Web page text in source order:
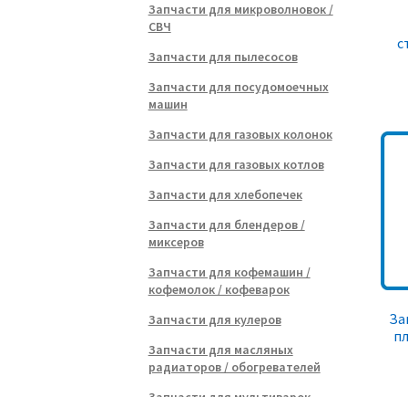
Запчасти для микроволновок /
СВЧ
Запчасти для пылесосов
Запчасти для посудомоечных
машин
Запчасти для газовых колонок
Запчасти для газовых котлов
Запчасти для хлебопечек
Запчасти для блендеров /
миксеров
Запчасти для кофемашин /
кофемолок / кофеварок
Запчасти для кулеров
Запчасти для масляных
радиаторов / обогревателей